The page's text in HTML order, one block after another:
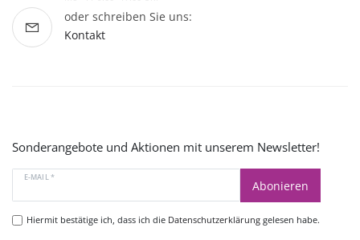
oder schreiben Sie uns:
Kontakt
Sonderangebote und Aktionen mit unserem Newsletter!
E-MAIL *
Abonieren
Hiermit bestätige ich, dass ich die Datenschutzerklärunggelesen habe.